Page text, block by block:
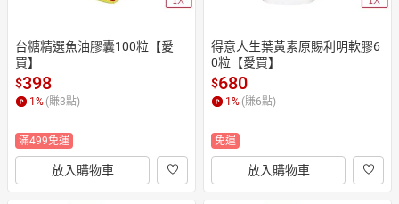
台糖精選魚油膠囊100粒【愛
買】
$398
1 % (賺3點)
滿499免運
放入購物車
得意人生葉黃素原賜利明軟膠6
0粒【愛買】
$680
1 % (賺6點)
免運
放入購物車